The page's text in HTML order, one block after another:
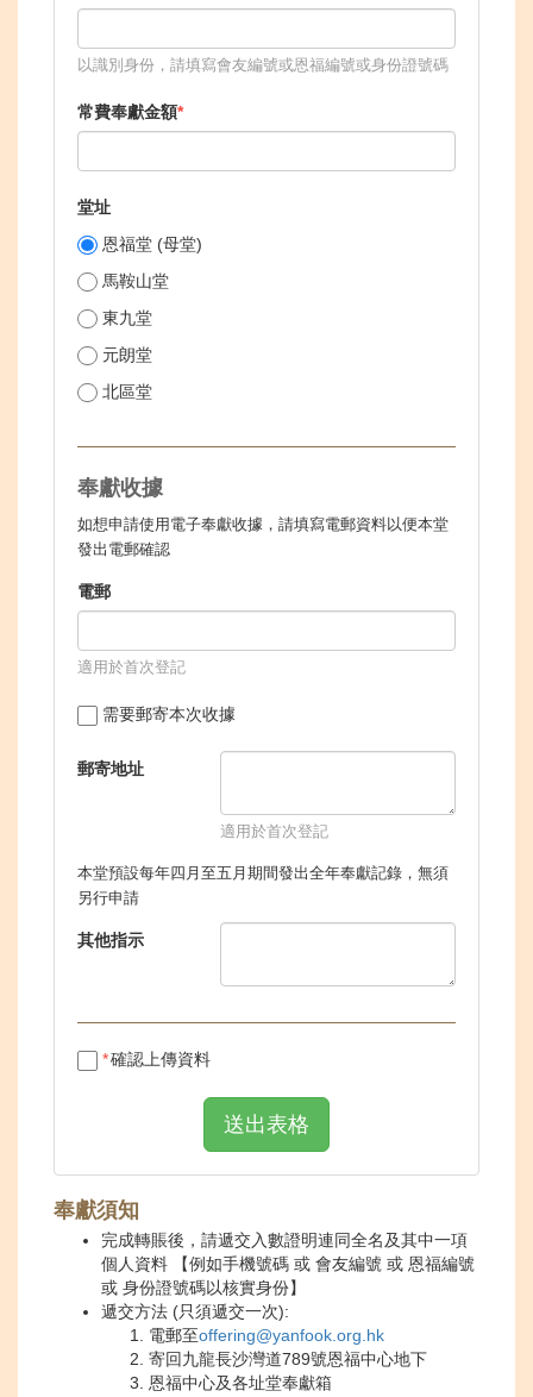
以識別身份，請填寫會友編號或恩福編號或身份證號碼
常費奉獻金額
堂址
恩福堂 (母堂)
馬鞍山堂
東九堂
元朗堂
北區堂
奉獻收據
如想申請使用電子奉獻收據，請填寫電郵資料以便本堂
發出電郵確認
電郵
適用於首次登記
需要郵寄本次收據
郵寄地址
適用於首次登記
本堂預設每年四月至五月期間發出全年奉獻記錄，無須
另行申請
其他指示
確認上傳資料
送出表格
奉獻須知
完成轉賬後，請遞交入數證明連同全名及其中一項
個人資料 【例如手機號碼 或 會友編號 或 恩福編號
或 身份證號碼以核實身份】
遞交方法 (只須遞交一次):
電郵至offering@yanfook.org.hk
寄回九龍長沙灣道789號恩福中心地下
恩福中心及各址堂奉獻箱